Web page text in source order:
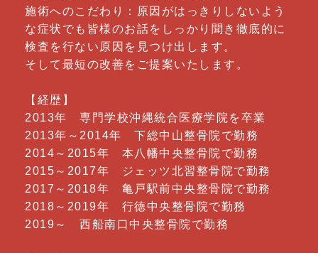
施術へのこだわり：原因がはっきりしないよう
な症状でも皆様のお話をしっかり聞き徹底的に
検査を行ない原因を見つけ出します。
そして最短の改善をご提案いたします。
【経歴】
2013年 専門学校沖縄統合医療学院を卒業
2013年～2014年 下総中山整骨院で勤務
2014～2015年 本八幡中央整骨院で勤務
2015～2017年 ジェッツ北習整骨院で勤務
2017～2018年 亀戸駅前中央整骨院で勤務
2018～2019年 行徳中央整骨院で勤務
2019～ 西船南口中央整骨院で勤務